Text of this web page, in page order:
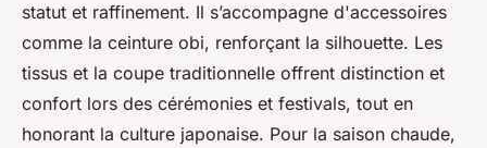
statut et raffinement. Il s’accompagne d'accessoires
comme la ceinture obi, renforçant la silhouette. Les
tissus et la coupe traditionnelle offrent distinction et
confort lors des cérémonies et festivals, tout en
honorant la culture japonaise. Pour la saison chaude,